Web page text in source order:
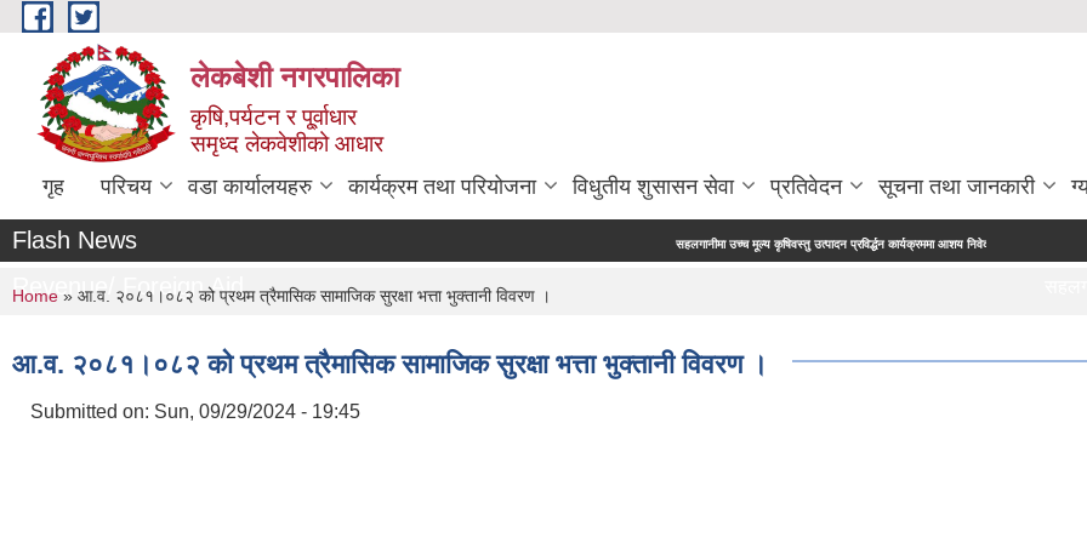
Skip to main content
लेकबेशी नगरपालिका
कृषि,पर्यटन र पू्र्वाधार
समृध्द लेकवेशीको आधार
गृह परिचय वडा कार्यालयहरु कार्यक्रम तथा परियोजना विधुतीय शुसासन सेवा प्रतिवेदन सूचना तथा जानकारी
Flash News सहलगानीमा उच्च मूल्य कृषिवस्तु उत्पादन प्रविर्द्धन कार्यक्रममा आशय निवेदन पेश गर्ने सम्बन्धी सूचना |
Revenue/ Foreign Aid
You are here
Home » आ.व. २०८१।०८२ को प्रथम त्रैमासिक सामाजिक सुरक्षा भत्ता भुक्तानी विवरण ।
आ.व. २०८१।०८२ को प्रथम त्रैमासिक सामाजिक सुरक्षा भत्ता भुक्तानी विवरण ।
Submitted on: Sun, 09/29/2024 - 19:45